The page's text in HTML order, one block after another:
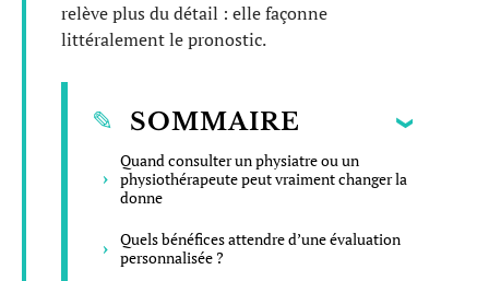
relève plus du détail : elle façonne
littéralement le pronostic.
SOMMAIRE
Quand consulter un physiatre ou un
physiothérapeute peut vraiment changer la
donne
Quels bénéfices attendre d’une évaluation
personnalisée ?